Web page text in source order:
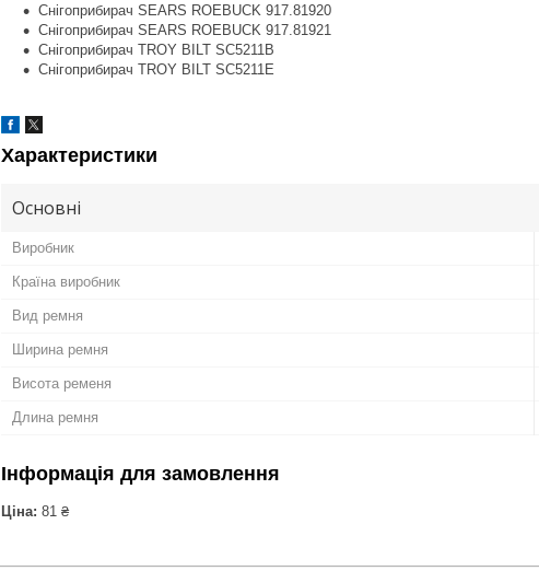
Снігоприбирач SEARS ROEBUCK 917.81920
Снігоприбирач SEARS ROEBUCK 917.81921
Снігоприбирач TROY BILT SC5211B
Снігоприбирач TROY BILT SC5211E
Характеристики
Основні
Виробник
Країна виробник
Вид ремня
Ширина ремня
Висота ременя
Длина ремня
Інформація для замовлення
Ціна: 81 ₴